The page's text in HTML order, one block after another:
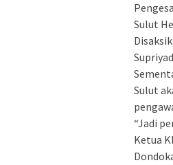
Sulut
Sulut
“Jadi
Ketua